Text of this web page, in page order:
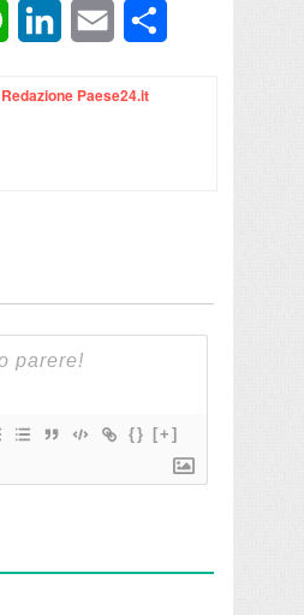
WhatsAppLinkedInEmail
Redazione Paese24.it
{} [+]